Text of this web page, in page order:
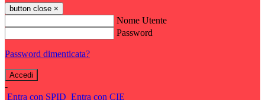
button close ×
Nome Utente
Password
Password dimenticata?
-
Entra con SPID Entra con CIE